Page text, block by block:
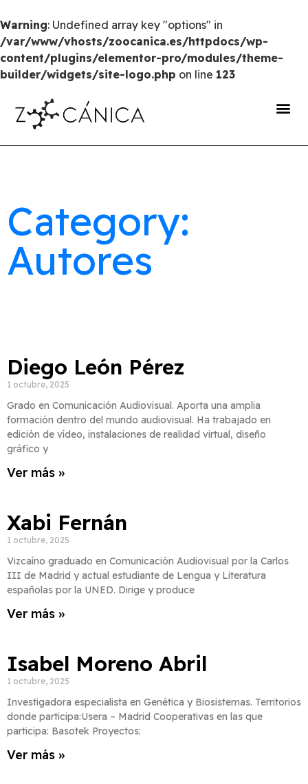
Warning: Undefined array key "options" in
/var/www/vhosts/zoocanica.es/httpdocs/wp-
content/plugins/elementor-pro/modules/theme-
builder/widgets/site-logo.php on line 123
Category:
Autores
Diego León Pérez
1 octubre, 2025
Grado en Comunicación Audiovisual. Aporta una amplia
formación dentro del mundo audiovisual. Ha trabajado en
edición de vídeo, instalaciones de realidad virtual, diseño
gráfico y
Ver más »
Xabi Fernán
1 octubre, 2025
Vizcaíno graduado en Comunicación Audiovisual por la Carlos
III de Madrid y actual estudiante de Lengua y Literatura
españolas por la UNED. Dirige y produce
Ver más »
Isabel Moreno Abril
1 octubre, 2025
Investigadora especialista en Genética y Biosistemas. Territorios
donde participa:Usera – Madrid Cooperativas en las que
participa: Basotek Proyectos:
Ver más »